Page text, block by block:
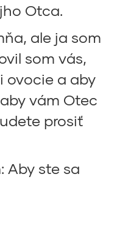
Otca.
ale ja som
som vás,
ovocie a aby
vám Otec
prosiť
Aby ste sa